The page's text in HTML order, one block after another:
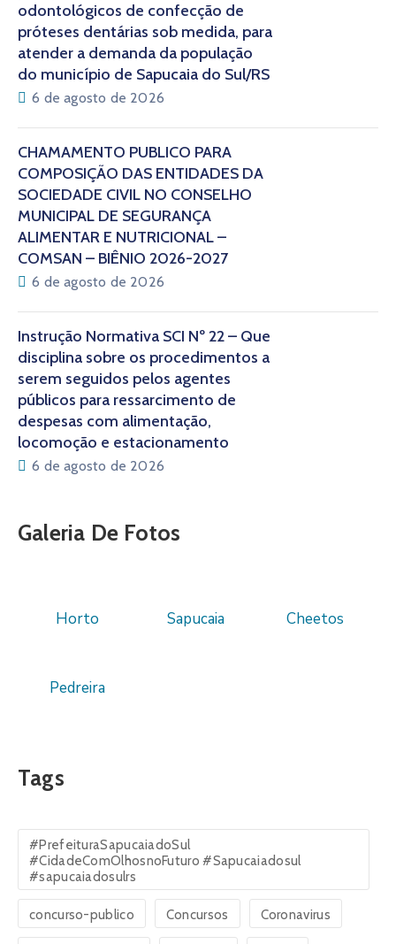
odontológicos de confecção de
próteses dentárias sob medida, para
atender a demanda da população
do município de Sapucaia do Sul/RS
6 de agosto de 2026
CHAMAMENTO PÚBLICO PARA
COMPOSIÇÃO DAS ENTIDADES DA
SOCIEDADE CIVIL NO CONSELHO
MUNICIPAL DE SEGURANÇA
ALIMENTAR E NUTRICIONAL –
COMSAN – BIÊNIO 2026-2027
6 de agosto de 2026
Instrução Normativa SCI Nº 22 – Que
disciplina sobre os procedimentos a
serem seguidos pelos agentes
públicos para ressarcimento de
despesas com alimentação,
locomoção e estacionamento
6 de agosto de 2026
Galeria De Fotos
Horto Sapucaia Cheetos
Pedreira
Tags
#PrefeituraSapucaiadoSul
#CidadeComOlhosnoFuturo #Sapucaiadosul
#sapucaiadosulrs
concurso-publico Concursos Coronavirus